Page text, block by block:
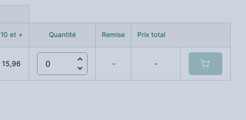
10 et + Quantité Remise Prix total
15,96 - -